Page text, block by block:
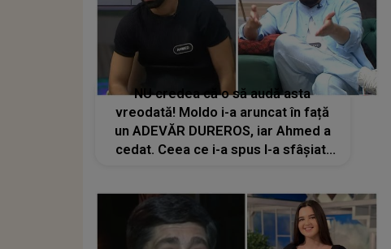
NU credea că o să audă asta
vreodată! Moldo i-a aruncat în față
un ADEVĂR DUREROS, iar Ahmed a
cedat. Ceea ce i-a spus l-a sfâșiat!
disperare mare"